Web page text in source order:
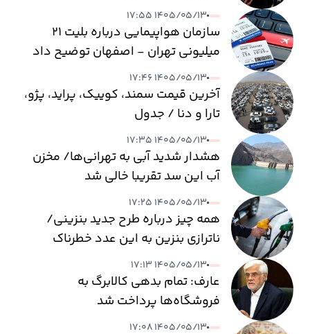
۱۴۰۵/۰۵/۱۳ ۱۷:۵۵
سازمان هواپیمایی درباره بلیت ۲۱
میلیونی تهران - اصفهان توضیح داد
۱۴۰۵/۰۵/۱۳ ۱۷:۴۶
آخرین قیمت سمند، کوییک، پراید، پژو،
تارا و دنا / جدول
۱۴۰۵/۰۵/۱۳ ۱۷:۳۵
هشدار شدید آبی به تهرانی‌ها/ مخزن
آب این سد تقریبا خالی شد
۱۴۰۵/۰۵/۱۳ ۱۷:۲۵
همه چیز درباره طرح جدید بنزینی/
ناترازی بنزین به این عدد خطرناک
می‌رسد
۱۴۰۵/۰۵/۱۳ ۱۷:۱۳
عارف: تمام بدهی کالابرگ به
فروشگاه‌ها پرداخت شد
۱۴۰۵/۰۵/۱۳ ۱۷:۰۸